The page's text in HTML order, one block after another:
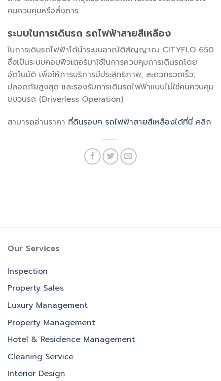
คนควบคุมหรือสั่งการ
ระบบในการเดินรถ รถไฟฟ้าสายสีเหลือง
ในการเดินรถไฟฟ้าได้นำระบบอาณัติสัญญาณ CITYFLO 650
ซึ่งเป็นระบบคอมพิวเตอร์มาใช้ในการควบคุมการเดินรถโดย
อัตโนมัติ เพื่อให้การบริการมีประสิทธิภาพ, สะดวกรวดเร็ว,
ปลอดภัยสูงสุด และรองรับการเดินรถไฟฟ้าแบบไม่ใช่คนควบคุม
ขบวนรถ (Driverless Operation)
สามารถอ่านราคา ที่ดินรอบๆ รถไฟฟ้าสายสีเหลืองได้ที่นี่ คลิก
Our Services
Inspection
Property Sales
Luxury Management
Property Management
Hotel & Residence Management
Cleaning Service
Interior Design